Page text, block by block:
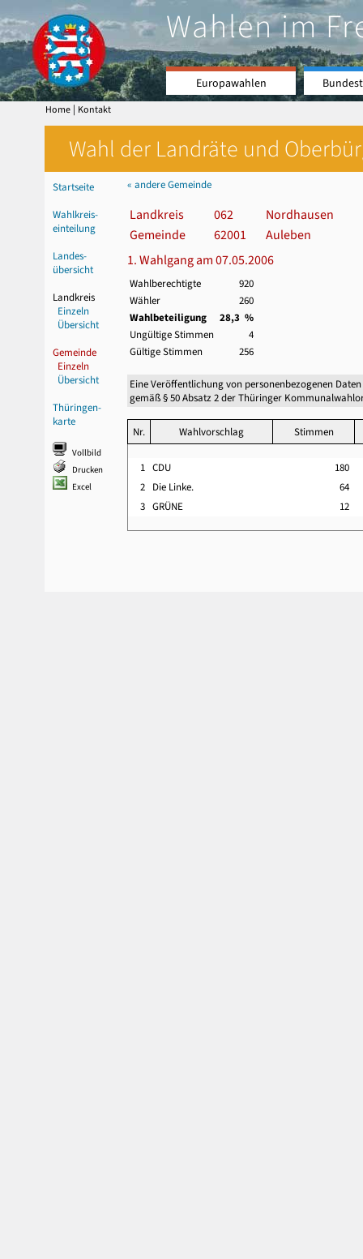
Wahlen im
Europawahlen
Home | Kontakt
Wahl der Landräte und
Startseite
Wahlkreis-
einteilung
Landes-
übersicht
Landkreis
Einzeln
Übersicht
Gemeinde
Einzeln
Übersicht
Thüringen-
karte
Vollbild
Drucken
Excel
« andere Gemeinde
Landkreis 062
Nordhausen
Gemeinde
62001
Auleben
1. Wahlgang am 07.05.2006
Wahlberechtigte
920
Wähler
260
Wahlbeteiligung
28,3 %
Ungültige Stimmen
4
Gültige Stimmen
256
Eine Veröffentlichung von personenbezogenen
gemäß § 50 Absatz 2 der Thüringer
Nr. Wahlvorschlag Stimmen
1 CDU
180
2 Die Linke.
64
3 GRÜNE 12